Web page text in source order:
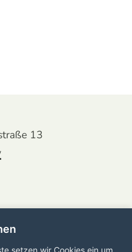
13
setzen wir Cookies ein um